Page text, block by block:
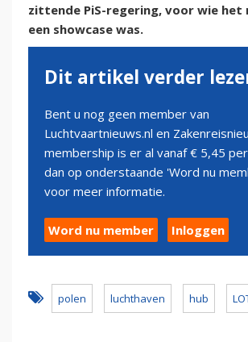
zittende PiS-regering, voor wie het
een showcase was.
Dit artikel verder
Bent u nog geen member van
Luchtvaartnieuws.nl en
membership is er al vanaf € 5,45
dan op onderstaande 'Word nu
voor meer informatie.
Word nu member Inloggen
polen luchthaven hub